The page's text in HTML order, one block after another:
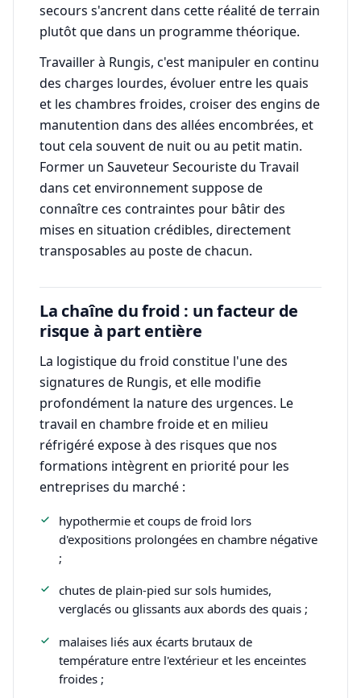
secours s'ancrent dans cette réalité de terrain
plutôt que dans un programme théorique.
Travailler à Rungis, c'est manipuler en continu
des charges lourdes, évoluer entre les quais
et les chambres froides, croiser des engins de
manutention dans des allées encombrées, et
tout cela souvent de nuit ou au petit matin.
Former un Sauveteur Secouriste du Travail
dans cet environnement suppose de
connaître ces contraintes pour bâtir des
mises en situation crédibles, directement
transposables au poste de chacun.
La chaîne du froid : un facteur de
risque à part entière
La logistique du froid constitue l'une des
signatures de Rungis, et elle modifie
profondément la nature des urgences. Le
travail en chambre froide et en milieu
réfrigéré expose à des risques que nos
formations intègrent en priorité pour les
entreprises du marché :
hypothermie et coups de froid lors
d'expositions prolongées en chambre négative
;
chutes de plain-pied sur sols humides,
verglacés ou glissants aux abords des quais ;
malaises liés aux écarts brutaux de
température entre l'extérieur et les enceintes
froides ;